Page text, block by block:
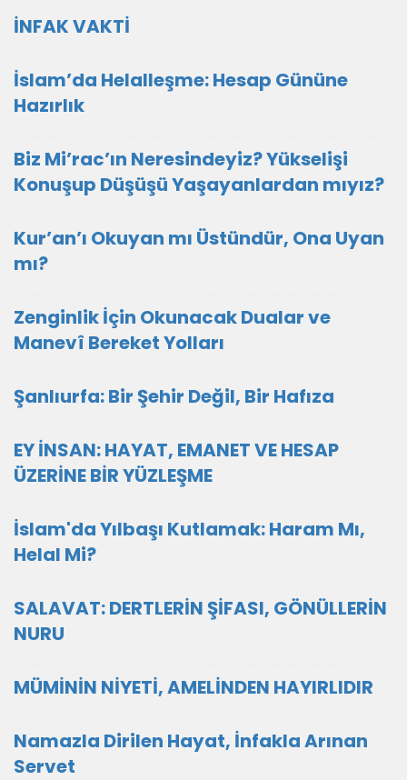
İNFAK VAKTİ
İslam’da Helalleşme: Hesap Gününe
Hazırlık
Biz Mi’rac’ın Neresindeyiz? Yükselişi
Konuşup Düşüşü Yaşayanlardan mıyız?
Kur’an’ı Okuyan mı Üstündür, Ona Uyan
mı?
Zenginlik İçin Okunacak Dualar ve
Manevî Bereket Yolları
Şanlıurfa: Bir Şehir Değil, Bir Hafıza
EY İNSAN: HAYAT, EMANET VE HESAP
ÜZERİNE BİR YÜZLEŞME
İslam'da Yılbaşı Kutlamak: Haram Mı,
Helal Mi?
SALAVAT: DERTLERİN ŞİFASI, GÖNÜLLERİN
NURU
MÜMİNİN NİYETİ, AMELİNDEN HAYIRLIDIR
Namazla Dirilen Hayat, İnfakla Arınan
Servet